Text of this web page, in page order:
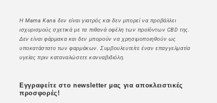
Η Mama Kana δεν είναι γιατρός και δεν μπορεί να προβάλλει
ισχυρισμούς σχετικά με τα πιθανά οφέλη των προϊόντων CBD της.
Δεν είναι φάρμακα και δεν μπορούν να χρησιμοποιηθούν ως
υποκατάστατο των φαρμάκων. Συμβουλευτείτε έναν επαγγελματία
υγείας πριν καταναλώσετε κανναβιδιόλη.
Εγγραφείτε στο newsletter μας για αποκλειστικές
προσφορές!